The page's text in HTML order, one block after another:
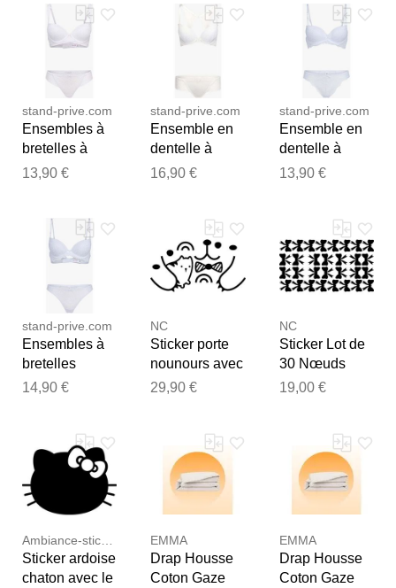
blanc et noir
blanc-et-noir
100C/42
female
stand-prive.com
Ensembles à
bretelles à
bords dentelle
female
13,90 €
stand-prive.com
Ensemble en
dentelle à
bretelles
female
16,90 €
stand-prive.com
Ensemble en
dentelle à
bretelles
female
13,90 €
stand-prive.com
Ensembles à
bretelles
stylisées en
100B/44
female
14,90 €
NC
Sticker porte
nounours avec
un nœud
29,90 €
NC
Sticker Lot de
30 Nœuds
papillons
19,00 €
Sticker ardoise
chaton avec le
EMMA
Drap Housse
Coton Gaze
EMMA
Drap Housse
Coton Gaze
examiner vos commentaires